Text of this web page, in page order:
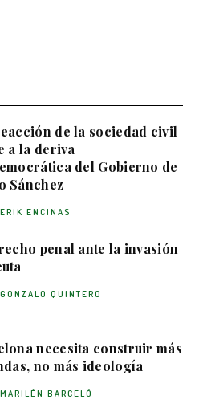
de la sociedad civil
a la deriva
del Gobierno de
Sánchez
ERIK ENCINAS
penal ante la invasión
GONZALO QUINTERO
necesita construir más
no más ideología
MARILÉN BARCELÓ